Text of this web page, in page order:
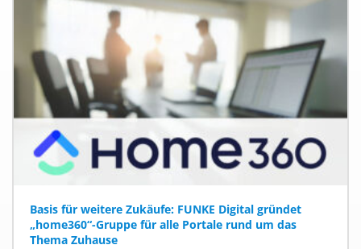
Basis für weitere Zukäufe: FUNKE Digital gründet
„home360“-Gruppe für alle Portale rund um das
Thema Zuhause